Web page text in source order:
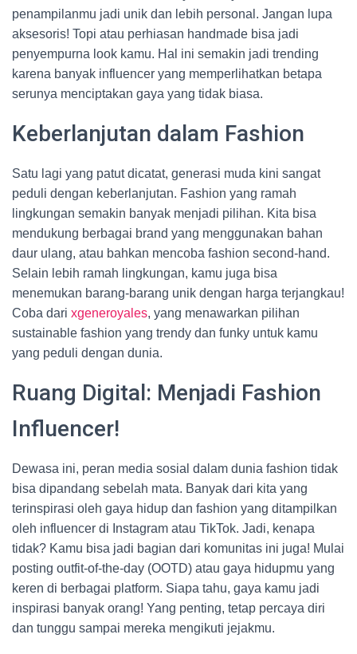
penampilanmu jadi unik dan lebih personal. Jangan lupa
aksesoris! Topi atau perhiasan handmade bisa jadi
penyempurna look kamu. Hal ini semakin jadi trending
karena banyak influencer yang memperlihatkan betapa
serunya menciptakan gaya yang tidak biasa.
Keberlanjutan dalam Fashion
Satu lagi yang patut dicatat, generasi muda kini sangat
peduli dengan keberlanjutan. Fashion yang ramah
lingkungan semakin banyak menjadi pilihan. Kita bisa
mendukung berbagai brand yang menggunakan bahan
daur ulang, atau bahkan mencoba fashion second-hand.
Selain lebih ramah lingkungan, kamu juga bisa
menemukan barang-barang unik dengan harga terjangkau!
Coba dari xgeneroyales, yang menawarkan pilihan
sustainable fashion yang trendy dan funky untuk kamu
yang peduli dengan dunia.
Ruang Digital: Menjadi Fashion
Influencer!
Dewasa ini, peran media sosial dalam dunia fashion tidak
bisa dipandang sebelah mata. Banyak dari kita yang
terinspirasi oleh gaya hidup dan fashion yang ditampilkan
oleh influencer di Instagram atau TikTok. Jadi, kenapa
tidak? Kamu bisa jadi bagian dari komunitas ini juga! Mulai
posting outfit-of-the-day (OOTD) atau gaya hidupmu yang
keren di berbagai platform. Siapa tahu, gaya kamu jadi
inspirasi banyak orang! Yang penting, tetap percaya diri
dan tunggu sampai mereka mengikuti jejakmu.